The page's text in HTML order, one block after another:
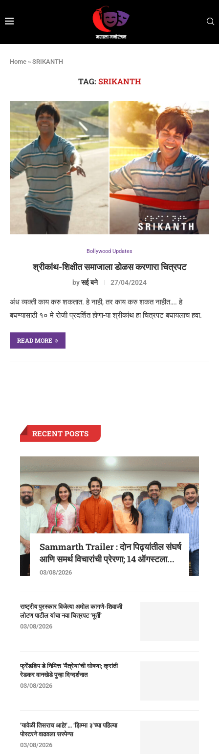
Home » SRIKANTH
TAG: SRIKANTH
Bollywood Updates
श्रीकांथ-शिक्षीत समाजाला डोळस करणारा चित्रपट
byसई बने 27/04/2024
अंध व्यक्ती काय करु शकतात. हे नाही, तर काय करु शकत नाहीत…. हे
बघण्यासाठी १० मे रोजी प्रदर्शित होणा-या श्रीकांथ हा चित्रपट बघायलाच हवा.
READ MORE
RECENT POSTS
Sammarth Trailer : दोन पिढ्यांतील संघर्ष
आणि समर्थ विचारांची प्रेरणा; 14 ऑगस्टला...
03/08/2026
राष्ट्रीय पुरस्कार विजेत्या अमोल कागणे-शिवाजी
लोटण पाटील यांचा नवा चित्रपट ‘मूर्ती’
03/08/2026
फ्रेंडशिप डे निमित्त ‘मैत्रेया’ची घोषणा; क्रांती
रेडकर वानखेडे पुन्हा दिग्दर्शनात
03/08/2026
‘यावेळी तिसराच आहे!’… ‘झिम्मा ३’च्या पहिल्या
पोस्टरने वाढवला सस्पेन्स
03/08/2026